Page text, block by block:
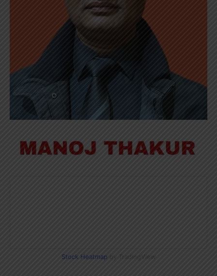
Stock Heatmap by TradingView